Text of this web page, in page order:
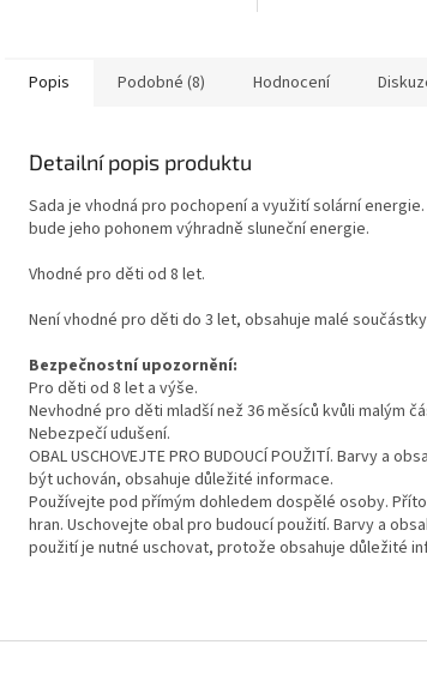
Popis Podobné (8) Hodnocení
Detailní popis produktu
Sada je vhodná pro pochopení a využití solární
bude jeho pohonem výhradně sluneční energie.
Vhodné pro děti od 8 let.
Není vhodné pro děti do 3 let, obsahuje malé
Bezpečnostní upozornění:
Pro děti od 8 let a výše.
Nevhodné pro děti mladší než 36 měsíců kvůli malým
Nebezpečí udušení.
OBAL USCHOVEJTE PRO BUDOUCÍ POUŽITÍ. Barvy a
být uchován, obsahuje důležité informace.
Používejte pod přímým dohledem dospělé osoby.
hran. Uschovejte obal pro budoucí použití. Barvy a
použití je nutné uschovat, protože obsahuje důležité